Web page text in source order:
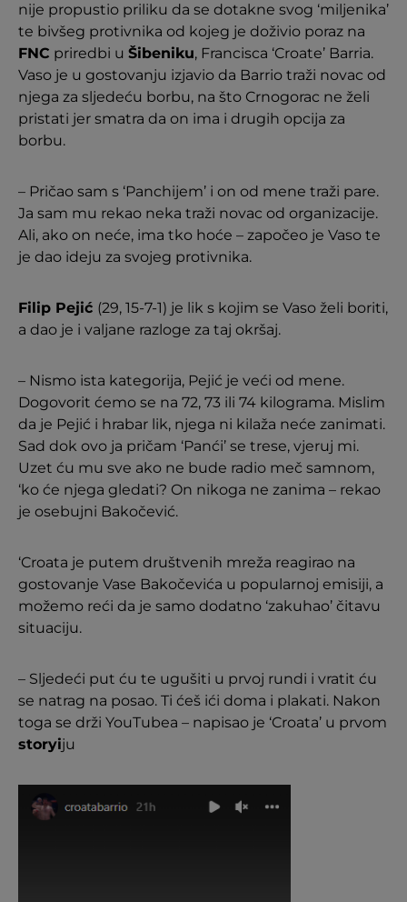
nije propustio priliku da se dotakne svog ‘miljenika’
te bivšeg protivnika od kojeg je doživio poraz na
FNC priredbi u Šibeniku, Francisca ‘Croate’ Barria.
Vaso je u gostovanju izjavio da Barrio traži novac od
njega za sljedeću borbu, na što Crnogorac ne želi
pristati jer smatra da on ima i drugih opcija za
borbu.
– Pričao sam s ‘Panchijem’ i on od mene traži pare.
Ja sam mu rekao neka traži novac od organizacije.
Ali, ako on neće, ima tko hoće – započeo je Vaso te
je dao ideju za svojeg protivnika.
Filip Pejić (29, 15-7-1) je lik s kojim se Vaso želi boriti,
a dao je i valjane razloge za taj okršaj.
– Nismo ista kategorija, Pejić je veći od mene.
Dogovorit ćemo se na 72, 73 ili 74 kilograma. Mislim
da je Pejić i hrabar lik, njega ni kilaža neće zanimati.
Sad dok ovo ja pričam ‘Panći’ se trese, vjeruj mi.
Uzet ću mu sve ako ne bude radio meč samnom,
‘ko će njega gledati? On nikoga ne zanima – rekao
je osebujni Bakočević.
‘Croata je putem društvenih mreža reagirao na
gostovanje Vase Bakočevića u popularnoj emisiji, a
možemo reći da je samo dodatno ‘zakuhao’ čitavu
situaciju.
– Sljedeći put ću te ugušiti u prvoj rundi i vratit ću
se natrag na posao. Ti ćeš ići doma i plakati. Nakon
toga se drži YouTubea – napisao je ‘Croata’ u prvom
storyiju